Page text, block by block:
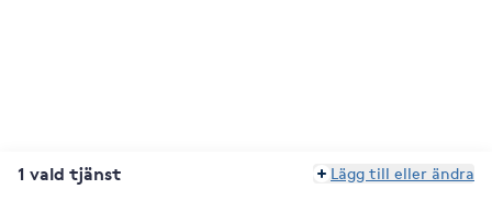
1 vald tjänst Lägg till eller ändra